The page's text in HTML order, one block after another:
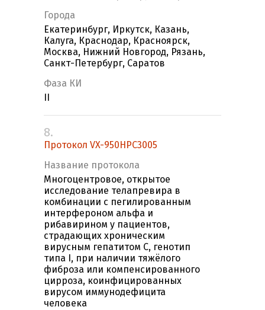
Города
Екатеринбург, Иркутск, Казань,
Калуга, Краснодар, Красноярск,
Москва, Нижний Новгород, Рязань,
Санкт-Петербург, Саратов
Фаза КИ
8.
Протокол VX-950HPC3005
Название протокола
Многоцентровое, открытое
исследование телапревира в
комбинации с пегилированным
интерфероном альфа и
рибавирином у пациентов,
страдающих хроническим
вирусным гепатитом С, генотип
типа I, при наличии тяжёлого
фиброза или компенсированного
цирроза, коинфицированных
вирусом иммунодефицита
человека